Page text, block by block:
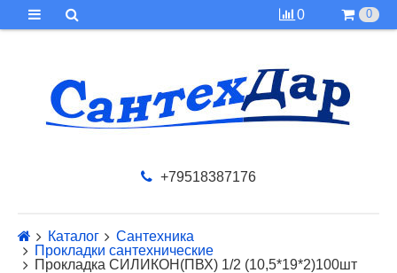
0 0
+79518387176
Каталог
Сантехника
Прокладки сантехнические
Прокладка СИЛИКОН(ПВХ) 1/2 (10,5*19*2)100шт